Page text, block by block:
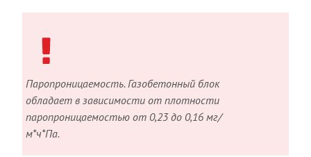
Паропроницаемость. Газобетонный блок
обладает в зависимости от плотности
паропроницаемостью от 0,23 до 0,16 мг/
м*ч*Па.